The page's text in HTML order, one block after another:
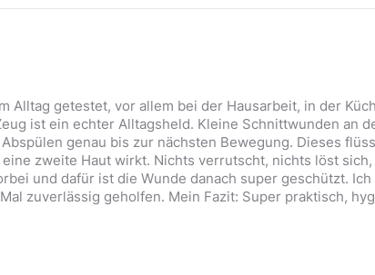
Alltag getestet, vor allem bei der Hausarbeit, in der
ist ein echter Alltagsheld. Kleine Schnittwunden an
genau bis zur nächsten Bewegung. Dieses
zweite Haut wirkt. Nichts verrutscht, nichts löst sich,
und dafür ist die Wunde danach super geschützt.
zuverlässig geholfen. Mein Fazit: Super praktisch,